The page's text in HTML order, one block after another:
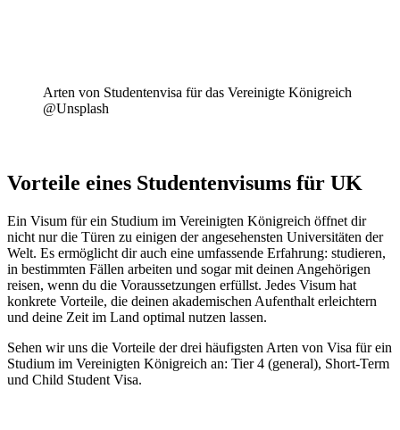
Arten von Studentenvisa für das Vereinigte Königreich
@Unsplash
Vorteile eines Studentenvisums für UK
Ein Visum für ein Studium im Vereinigten Königreich öffnet dir
nicht nur die Türen zu einigen der angesehensten Universitäten der
Welt. Es ermöglicht dir auch eine umfassende Erfahrung: studieren,
in bestimmten Fällen arbeiten und sogar mit deinen Angehörigen
reisen, wenn du die Voraussetzungen erfüllst. Jedes Visum hat
konkrete Vorteile, die deinen akademischen Aufenthalt erleichtern
und deine Zeit im Land optimal nutzen lassen.
Sehen wir uns die Vorteile der drei häufigsten Arten von Visa für ein
Studium im Vereinigten Königreich an: Tier 4 (general), Short-Term
und Child Student Visa.